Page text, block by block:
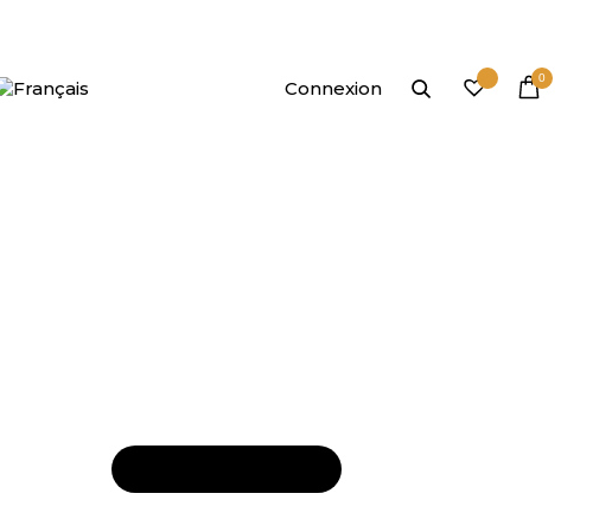
Connexion 0
Ajouter au panier